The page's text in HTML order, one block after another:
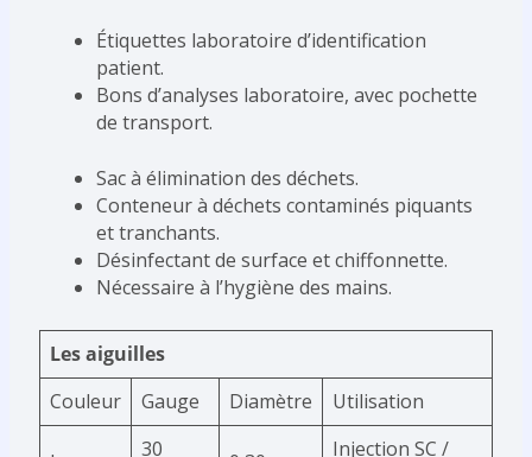
Étiquettes laboratoire d’identification
patient.
Bons d’analyses laboratoire, avec pochette
de transport.
Sac à élimination des déchets.
Conteneur à déchets contaminés piquants
et tranchants.
Désinfectant de surface et chiffonnette.
Nécessaire à l’hygiène des mains.
Les aiguilles
Couleur
Gauge Diamètre Utilisation
30 Injection SC /